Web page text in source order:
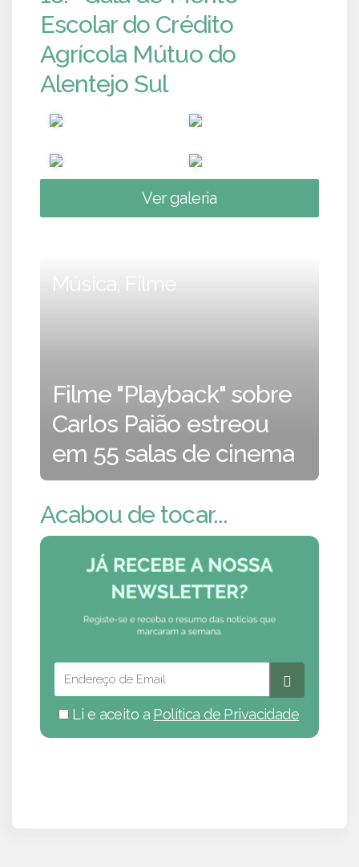
Escolar do Crédito
Agrícola Mútuo do
Alentejo Sul
Ver galeria
Música, Filme
Filme "Playback" sobre
Carlos Paião estreou
em 55 salas de cinema
Acabou de tocar...
Li e aceito a Política de Privacidade